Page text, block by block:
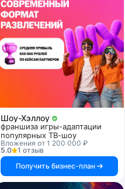
Шоу-Хэллоу
франшиза игры-адаптации
популярных ТВ-шоу
Вложения от 1 200 000 ₽
5.0
1 отзыв
Получить бизнес-план